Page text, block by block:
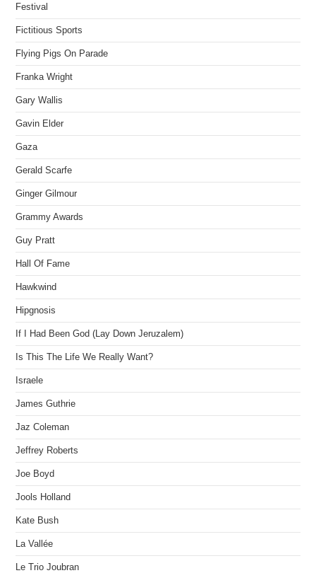
Festival
Fictitious Sports
Flying Pigs On Parade
Franka Wright
Gary Wallis
Gavin Elder
Gaza
Gerald Scarfe
Ginger Gilmour
Grammy Awards
Guy Pratt
Hall Of Fame
Hawkwind
Hipgnosis
If I Had Been God (Lay Down Jeruzalem)
Is This The Life We Really Want?
Israele
James Guthrie
Jaz Coleman
Jeffrey Roberts
Joe Boyd
Jools Holland
Kate Bush
La Vallée
Le Trio Joubran